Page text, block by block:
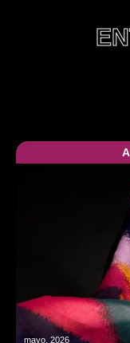
mayo, 2026